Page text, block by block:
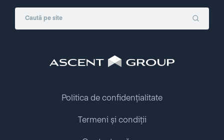
Politica de confidențialitate
Termeni și condiții